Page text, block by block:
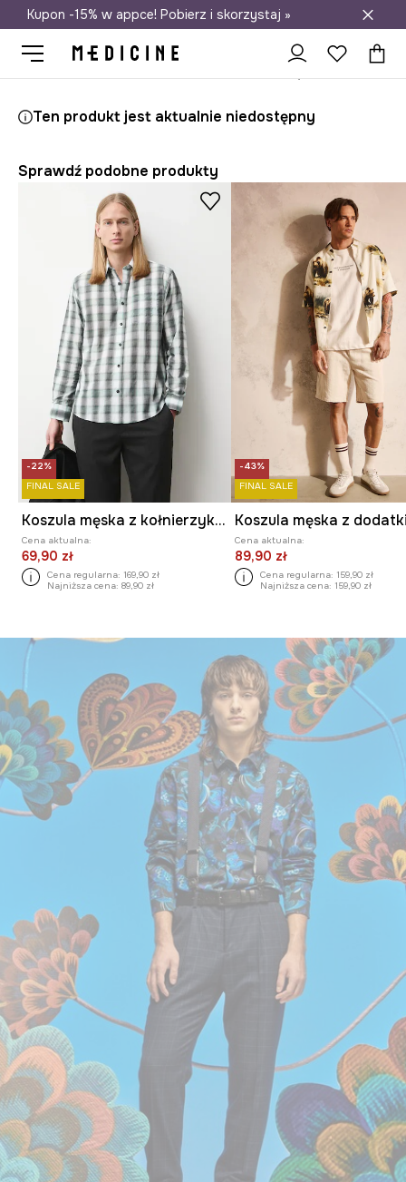
Darmowa dostawa do salonów
Kupon -15% w appce! Pobierz i skorzystaj »
Ten produkt jest aktualnie niedostępny
Sprawdź podobne produkty
-22%
FINAL SALE
Koszula męska z kołnierzykiem klasycznym w kratę
Cena aktualna:
69,90 zł
Cena regularna: 169,90 zł
Najniższa cena: 89,90 zł
-43%
FINAL SALE
Cena aktualna:
89,90 zł
Cena regularna: 159,90 zł
Najniższa cena: 159,90 zł